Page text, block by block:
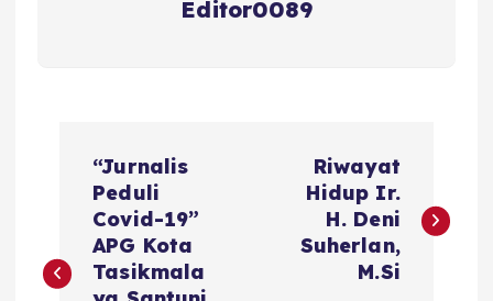
Editor0089
v
“Jurnalis
Peduli
Covid-19”
APG Kota
Tasikmala
Riwayat
Hidup Ir.
H. Deni
Suherlan,
M.Si